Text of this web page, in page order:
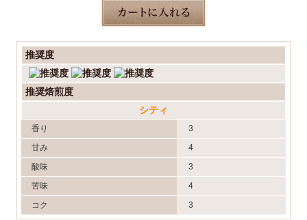
推奨度
推奨焙煎度
シティ
香り
3
甘み
4
酸味
3
苦味
4
コク
3